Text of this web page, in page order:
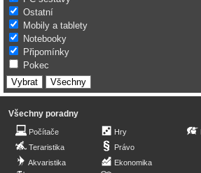
Ostatní
Mobily a tablety
Notebooky
Připomínky
Pokec
Všechny poradny
Počítače
Teraristika
Akvaristika
Hry
Právo
Ekonomika